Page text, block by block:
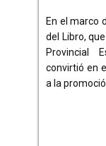
En el marco
del Libro,
Provincial
convirtió en
a la